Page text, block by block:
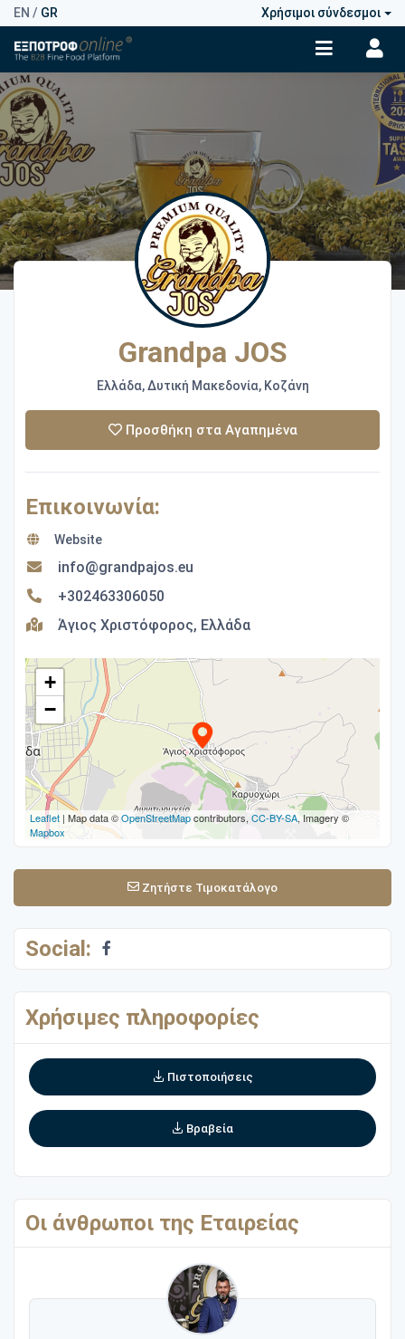
EN / GR Χρήσιμοι σύνδεσμοι
Grandpa JOS
Ελλάδα, Δυτική Μακεδονία, Κοζάνη
Προσθήκη στα Αγαπημένα
Επικοινωνία:
Website
info@grandpajos.eu
+302463306050
Άγιος Χριστόφορος, Ελλάδα
+
−
Leaflet | Map data ©OpenStreetMapcontributors, CC-BY-SA, Imagery ©
Mapbox
Ζητήστε Τιμοκατάλογο
Social:
Χρήσιμες πληροφορίες
Πιστοποιήσεις
Βραβεία
Οι άνθρωποι της Εταιρείας